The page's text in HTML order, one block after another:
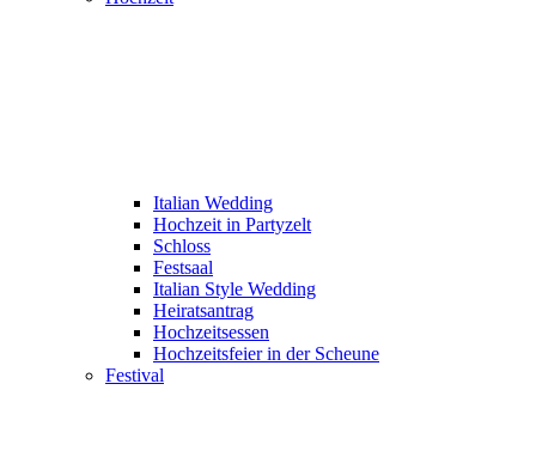
Italian Wedding
Hochzeit in Partyzelt
Schloss
Festsaal
Italian Style Wedding
Heiratsantrag
Hochzeitsessen
Hochzeitsfeier in der Scheune
Festival